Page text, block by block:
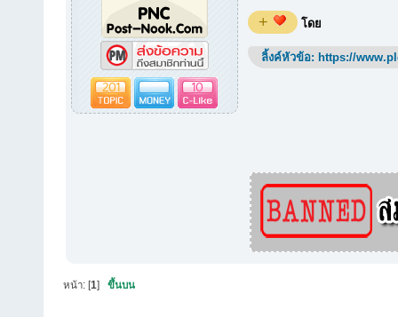
201 10
+ โดย
ลิ้งค์หัวข้อ: https://
หน้า: [1 ]ขึ้นบน